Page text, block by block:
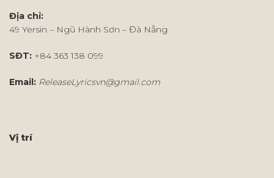
Địa chỉ:
49 Yersin – Ngũ Hành Sơn – Đà Nẵng
SĐT: +84 363 138 099
Email: ReleaseLyricsvn@gmail.com
Vị trí